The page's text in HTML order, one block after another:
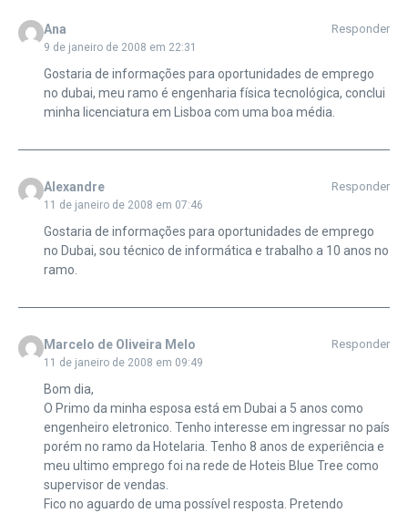
Ana
9 de janeiro de 2008 em 22:31
Responder
Gostaria de informações para oportunidades de emprego
no dubai, meu ramo é engenharia física tecnológica, conclui
minha licenciatura em Lisboa com uma boa média.
Alexandre
11 de janeiro de 2008 em 07:46
Responder
Gostaria de informações para oportunidades de emprego
no Dubai, sou técnico de informática e trabalho a 10 anos no
ramo.
Marcelo de Oliveira Melo
11 de janeiro de 2008 em 09:49
Responder
Bom dia,
O Primo da minha esposa está em Dubai a 5 anos como
engenheiro eletronico. Tenho interesse em ingressar no país
porém no ramo da Hotelaria. Tenho 8 anos de experiência e
meu ultimo emprego foi na rede de Hoteis Blue Tree como
supervisor de vendas.
Fico no aguardo de uma possível resposta. Pretendo